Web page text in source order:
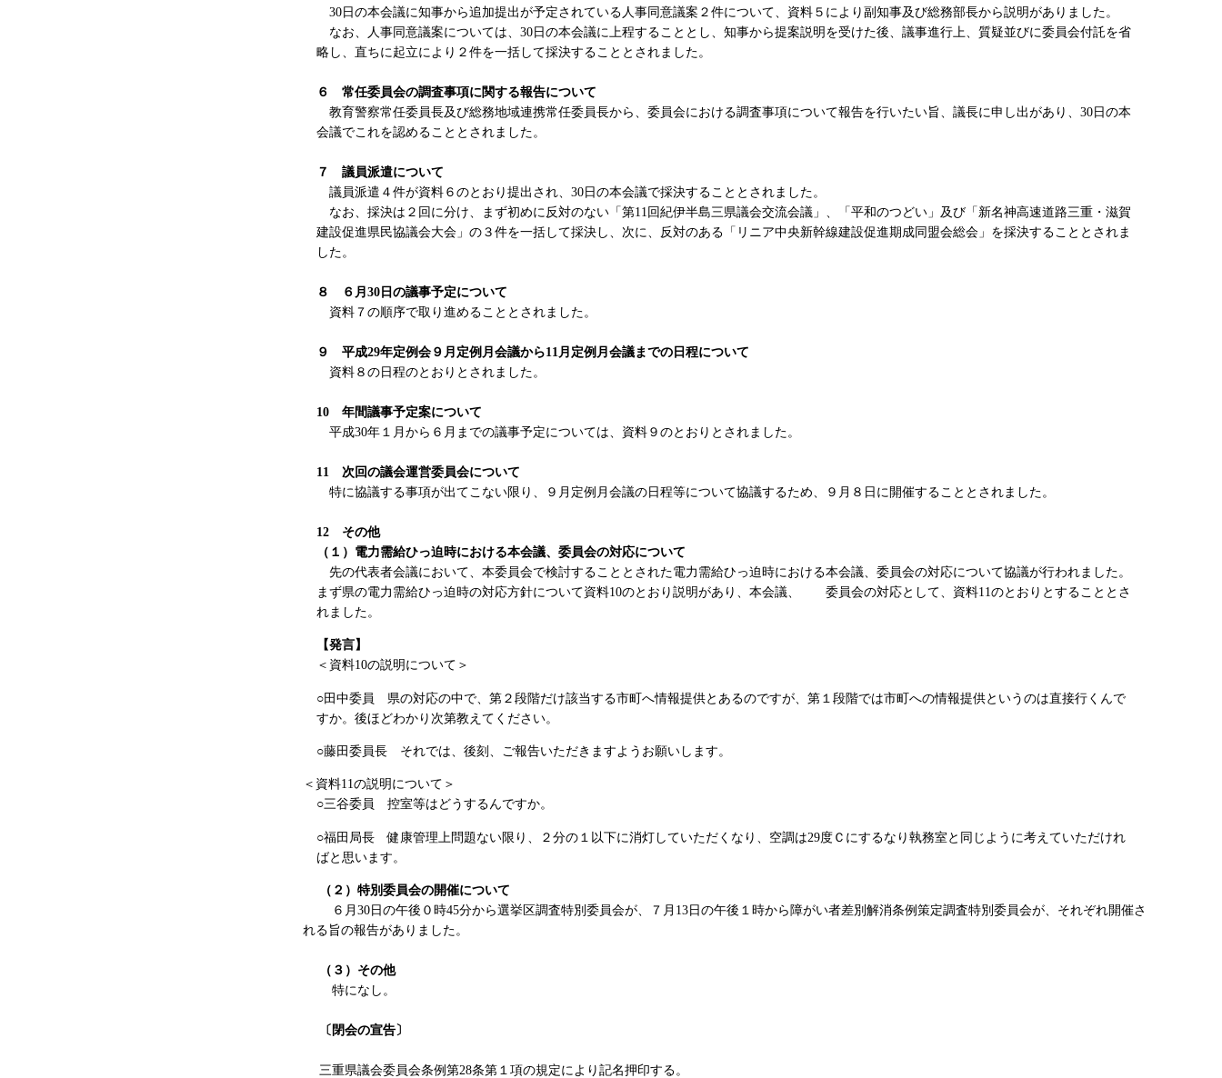
30日の本会議に知事から追加提出が予定されている人事同意議案２件について、資料５により副知事及び総務部長から説明がありました。
なお、人事同意議案については、30日の本会議に上程することとし、知事から提案説明を受けた後、議事進行上、質疑並びに委員会付託を省
略し、直ちに起立により２件を一括して採決することとされました。
６ 常任委員会の調査事項に関する報告について
教育警察常任委員長及び総務地域連携常任委員長から、委員会における調査事項について報告を行いたい旨、議長に申し出があり、30日の本
会議でこれを認めることとされました。
７ 議員派遣について
議員派遣４件が資料６のとおり提出され、30日の本会議で採決することとされました。
なお、採決は２回に分け、まず初めに反対のない「第11回紀伊半島三県議会交流会議」、「平和のつどい」及び「新名神高速道路三重・滋賀
建設促進県民協議会大会」の３件を一括して採決し、次に、反対のある「リニア中央新幹線建設促進期成同盟会総会」を採決することとされま
した。
８ ６月30日の議事予定について
資料７の順序で取り進めることとされました。
９ 平成29年定例会９月定例月会議から11月定例月会議までの日程について
資料８の日程のとおりとされました。
10 年間議事予定案について
平成30年１月から６月までの議事予定については、資料９のとおりとされました。
11 次回の議会運営委員会について
特に協議する事項が出てこない限り、９月定例月会議の日程等について協議するため、９月８日に開催することとされました。
12 その他
（１）電力需給ひっ迫時における本会議、委員会の対応について
先の代表者会議において、本委員会で検討することとされた電力需給ひっ迫時における本会議、委員会の対応について協議が行われました。
まず県の電力需給ひっ迫時の対応方針について資料10のとおり説明があり、本会議、 委員会の対応として、資料11のとおりとすることとさ
れました。
【発言】
＜資料10の説明について＞
○田中委員 県の対応の中で、第２段階だけ該当する市町へ情報提供とあるのですが、第１段階では市町への情報提供というのは直接行くんで
すか。後ほどわかり次第教えてください。
○藤田委員長 それでは、後刻、ご報告いただきますようお願いします。
＜資料11の説明について＞
○三谷委員 控室等はどうするんですか。
○福田局長 健康管理上問題ない限り、２分の１以下に消灯していただくなり、空調は29度Ｃにするなり執務室と同じように考えていただけれ
ばと思います。
（２）特別委員会の開催について
６月30日の午後０時45分から選挙区調査特別委員会が、７月13日の午後１時から障がい者差別解消条例策定調査特別委員会が、それぞれ開催さ
れる旨の報告がありました。
（３）その他
特になし。
〔閉会の宣告〕
三重県議会委員会条例第28条第１項の規定により記名押印する。